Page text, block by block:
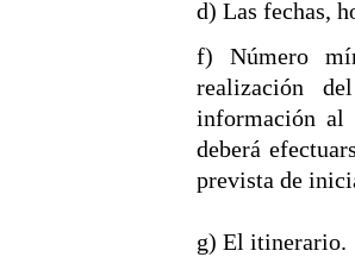
d) Las fechas,
f) Número
realización
información al
deberá
prevista de
g) El itinerario.